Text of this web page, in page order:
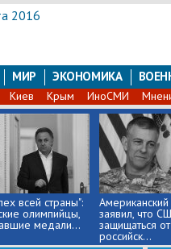
2016
МИР ЭКОНОМИКА
Киев Крым ИноСМИ
всей страны":
олимпийцы,
медали...
заявил, что
защищаться от
российск...